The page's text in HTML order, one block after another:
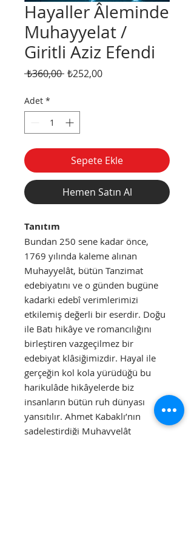
Hayaller Âleminde
Muhayyelat /
Giritli Aziz Efendi
₺360,00 Normal
₺252,00İndirimli
Adet *
Sepete Ekle
Hemen Satın Al
Tanıtım
Bundan 250 sene kadar önce,
1769 yılında kaleme alınan
Muhayyelât, bütün Tanzimat
edebiyatını ve o günden bugüne
kadarki edebî verimlerimizi
etkilemiş değerli bir eserdir. Doğu
ile Batı hikâye ve romancılığını
birleştiren vazgeçilmez bir
edebiyat klâsiğimizdir. Hayal ile
gerçeğin kol kola yürüdüğü bu
harikulâde hikâyelerde biz
insanların bütün ruh dünyası
yansıtılır. Ahmet Kabaklı’nın
sadeleştirdiği Muhayyelât